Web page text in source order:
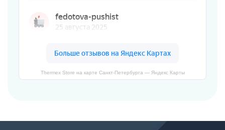
Thermex Store на карте Санкт‑Петербурга — Яндекс Карты